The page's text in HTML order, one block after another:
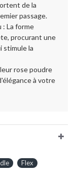
de la
passage.
: La forme
procurant une
stimule la
rose poudre
à votre
Flex